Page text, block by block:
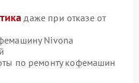
даже при отказе от
Nivona
по ремонту кофемашин